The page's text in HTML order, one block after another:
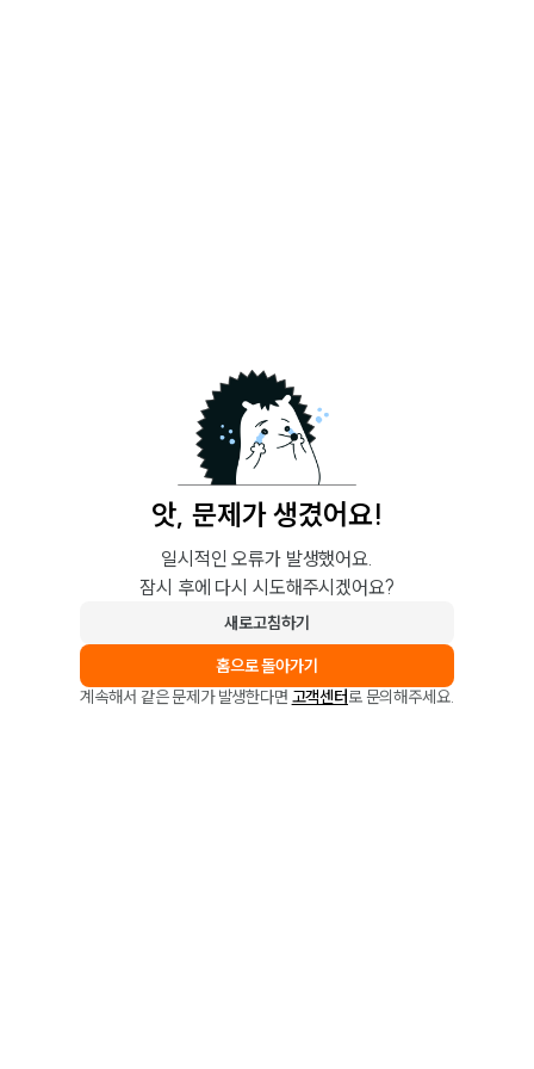
앗, 문제가 생겼어요!
일시적인 오류가 발생했어요.
잠시 후에 다시 시도해주시겠어요?
새로고침하기
홈으로 돌아가기
계속해서 같은 문제가 발생한다면 고객센터로 문의해주세요.